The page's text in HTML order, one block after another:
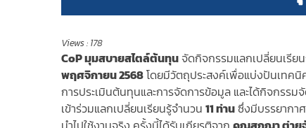
Views : 178
CoP มุมสบายสไตล์ต้นทุนจัดกิจกรรมแลกเปลี่ยนเรีย
พฤศจิกายน 2568โดยมีวัตถุประสงค์เพื่อแบ่งปันเทคนิ
การประเมินต้นทุนและการจัดการข้อมูล และได้กิจกรรม
เข้าร่วมแลกเปลี่ยนเรียนรู้จำนวน 11 ท่านซึ่งมีบรรยากา